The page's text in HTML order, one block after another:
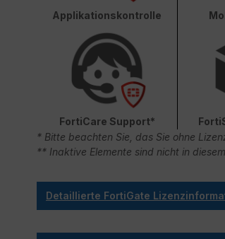
Applikationskontrolle
FortiCare Support*
* Bitte beachten Sie, das Sie ohne
** Inaktive Elemente sind nicht in
Detaillierte FortiGate